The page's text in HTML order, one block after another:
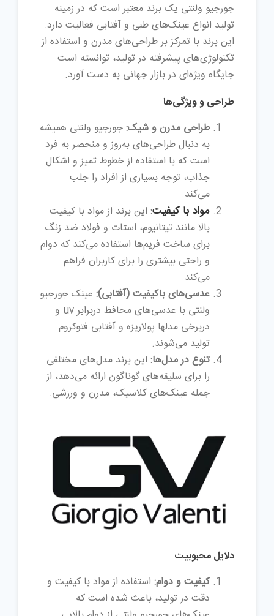
جورجیو ولنتی یک برند معتبر است که در زمینه
تولید انواع عینک‌های طبی و آفتابی فعالیت دارد.
این برند با تمرکز بر طراحی‌های مدرن و استفاده از
تکنولوژی‌های پیشرفته در تولید، توانسته است
جایگاه ویژه‌ای در بازار جهانی به دست آورد.
طراحی و ویژگی‌ها
طراحی مدرن و شیک:جورجیو ولنتی همیشه
به دنبال طراحی‌های به‌روز و منحصر به فرد
است که با استفاده از خطوط تمیز و اشکال
جذاب، توجه بسیاری از افراد را جلب
می‌کند.
مواد با کیفیت:این برند از مواد با کیفیت
بالا مانند تیتانیوم، استات و فولاد ضد زنگ
برای ساخت فریم‌ها استفاده می‌کند که دوام
و راحتی بیشتری را برای کاربران فراهم
می‌کند.
عدسی‌های باکیفیت (آفتابی):عینک‌ جورجیو
ولنتی با عدسی‌های محافظ دربرابر uv و
دربرخی مدلها پولاریزه و آفتابی فتوکروم
تولید می‌شوند.
تنوع در مدل‌ها:این برند مدل‌های مختلفی
را برای سلیقه‌های گوناگون ارائه می‌دهد، از
جمله عینک‌های کلاسیک، مدرن و ورزشی.
دلایل محبوبیت
کیفیت و دوام:استفاده از مواد با کیفیت و
دقت در تولید، باعث شده است که